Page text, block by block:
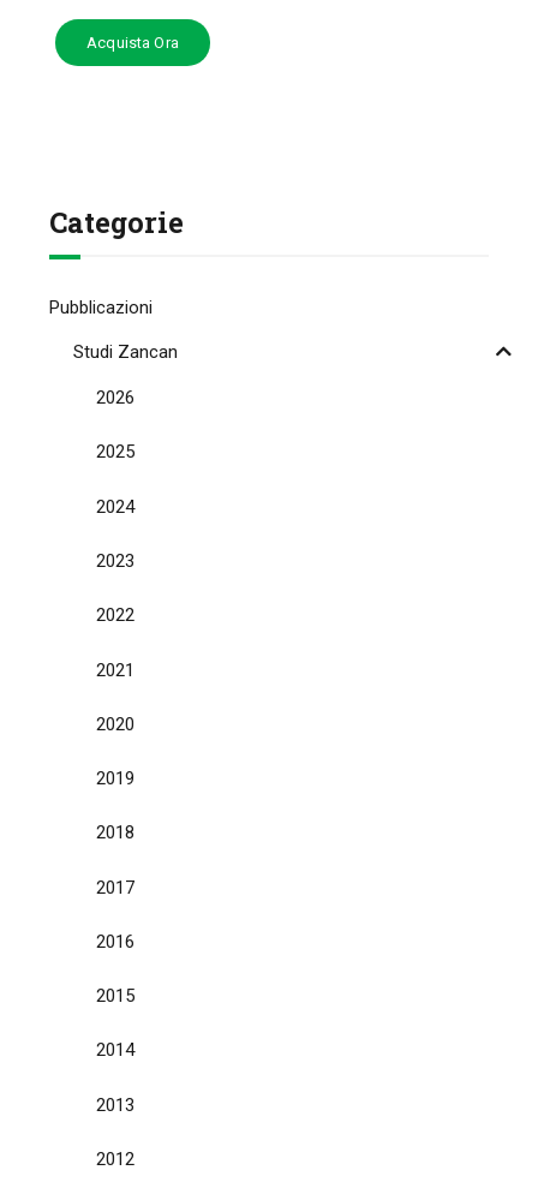
Acquista Ora
Categorie
Pubblicazioni
Studi Zancan
2026
2025
2024
2023
2022
2021
2020
2019
2018
2017
2016
2015
2014
2013
2012